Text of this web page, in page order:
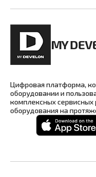
MY
Цифровая платформа,
оборудовании и
комплексных сервисных
оборудования на